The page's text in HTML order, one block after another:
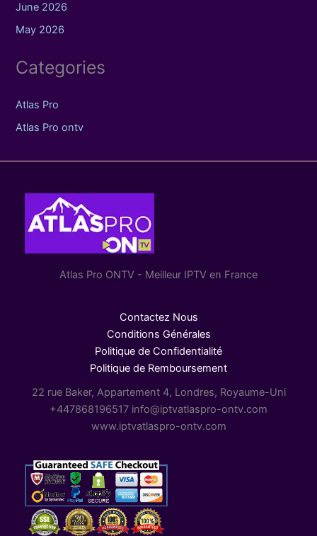
June 2026
May 2026
Categories
Atlas Pro
Atlas Pro ontv
Atlas Pro ONTV - Meilleur IPTV en France
Contactez Nous
Conditions Générales
Politique de Confidentialité
Politique de Remboursement
22 rue Baker, Appartement 4, Londres, Royaume-Uni
+447868196517 info@iptvatlaspro-ontv.com
www.iptvatlaspro-ontv.com